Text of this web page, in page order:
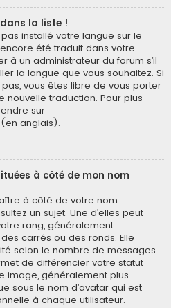
la liste !
installé votre langue sur le
été traduit dans votre
à un administrateur du forum s’il
la langue que vous souhaitez. Si
vous êtes libre de vous porter
traduction. Pour plus
sur
anglais).
à côté de mon nom
à côté de votre nom
un sujet. Une d’elles peut
rang, généralement
carrés ou des ronds. Elle
selon le nombre de messages
de différencier votre statut
image, généralement plus
sous le nom d’avatar qui est
à chaque utilisateur.